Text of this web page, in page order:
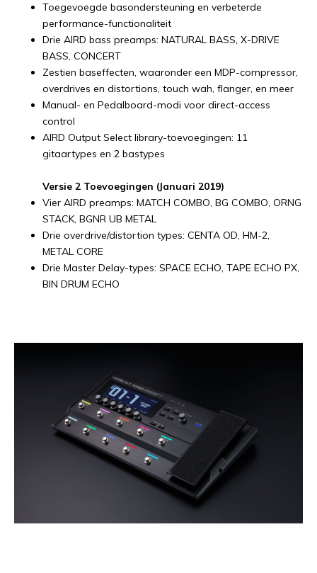
Toegevoegde basondersteuning en verbeterde
performance-functionaliteit
Drie AIRD bass preamps: NATURAL BASS, X-DRIVE
BASS, CONCERT
Zestien baseffecten, waaronder een MDP-compressor,
overdrives en distortions, touch wah, flanger, en meer
Manual- en Pedalboard-modi voor direct-access
control
AIRD Output Select library-toevoegingen: 11
gitaartypes en 2 bastypes
Versie 2 Toevoegingen (Januari 2019)
Vier AIRD preamps: MATCH COMBO, BG COMBO, ORNG
STACK, BGNR UB METAL
Drie overdrive/distortion types: CENTA OD, HM-2,
METAL CORE
Drie Master Delay-types: SPACE ECHO, TAPE ECHO PX,
BIN DRUM ECHO